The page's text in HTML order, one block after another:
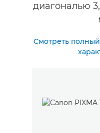
диагональю
Смотреть